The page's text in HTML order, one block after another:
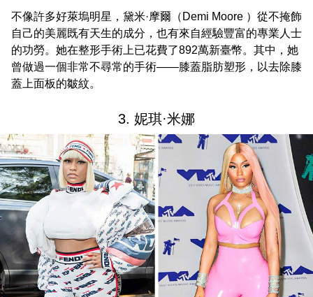
不像許多好萊塢明星，黛米·摩爾（Demi Moore ）從不掩飾
自己的美麗既有天生的成分，也有來自經驗豐富的專業人士
的功勞。她在整形手術上已花費了892萬新臺幣。其中，她
曾做過一個非常不尋常的手術——膝蓋脂肪塑形，以去除膝
蓋上面板的皺紋。
3. 妮琪·米娜